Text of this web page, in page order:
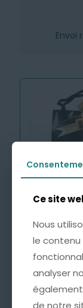
Envoi
Emballage
Cette
Ce site
Nous
le contenu
analyser
de notre
Ce site
Nous
le contenu
analyser
de notre